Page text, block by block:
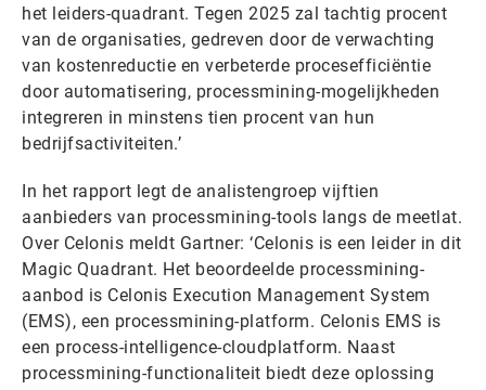
het leiders-quadrant. Tegen 2025 zal tachtig procent
van de organisaties, gedreven door de verwachting
van kostenreductie en verbeterde procesefficiëntie
door automatisering, processmining-mogelijkheden
integreren in minstens tien procent van hun
bedrijfsactiviteiten.’
In het rapport legt de analistengroep vijftien
aanbieders van processmining-tools langs de meetlat.
Over Celonis meldt Gartner: ‘Celonis is een leider in dit
Magic Quadrant. Het beoordeelde processmining-
aanbod is Celonis Execution Management System
(EMS), een processmining-platform. Celonis EMS is
een process-intelligence-cloudplatform. Naast
processmining-functionaliteit biedt deze oplossing